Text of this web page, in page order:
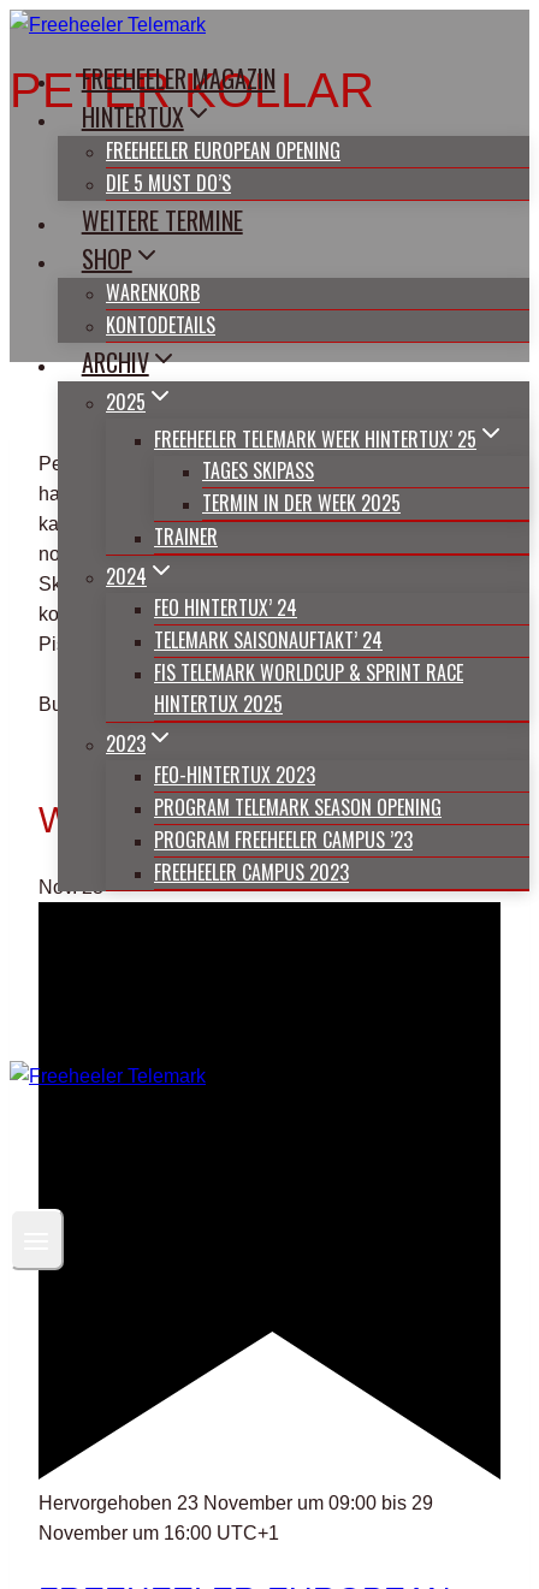
Zum
springenFREEHEELER MAGAZIN
HINTERTUX
FREEHEELER EUROPEAN OPENING
DIE 5 MUST DO’S
WEITERE TERMINE
SHOP
WARENKORB
KONTODETAILS
ARCHIV
2025
FREEHEELER TELEMARK WEEK HINTERTUX’ 25
TAGES SKIPASS
TERMIN IN DER WEEK 2025
TRAINER
2024
FEO HINTERTUX’ 24
TELEMARK SAISONAUFTAKT’ 24
FIS TELEMARK WORLDCUP & SPRINT RACE
HINTERTUX 2025
2023
FEO-HINTERTUX 2023
PROGRAM TELEMARK SEASON OPENING
PROGRAM FREEHEELER CAMPUS ’23
FREEHEELER CAMPUS 2023
PETER KOLLAR
Peter Kollar ist Bergsteiger, Kletterer, Biker und
hauptsächlich Telemarker. Er fährt Ski seit er laufen
kann und Telemark seit 1998/99. Er lebt im
nordwestlichen Teil der Slowakei, wo er klettern,
Skifahren und MTB fahren kann. Am meisten
konzentriert er sich auf das Skifahren abseits der
Pisten und in den Bergen weltweit.
Buche Deinen Workshop mit Peter
Telemarken abseits der Piste
WEITERE WORKSHOP
Nov.23
Hervorgehoben 23 November um 09:00 bis 29
November um 16:00 UTC+1